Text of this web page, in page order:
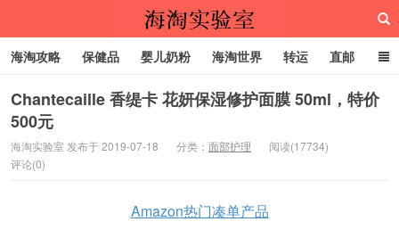
海淘实验室
海淘攻略 保健品 婴儿奶粉 海淘世界 转运 直邮
代购服务
Chantecaille 香缇卡 花妍保湿修护面膜 50ml，特价
500元
海淘实验室 发布于 2019-07-18 分类： 面部护理
阅读(17734)
评论(0)
Amazon热门凑单产品